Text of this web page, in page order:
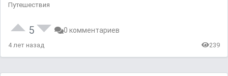
Путешествия
5 0 комментариев
4 лет назад 239